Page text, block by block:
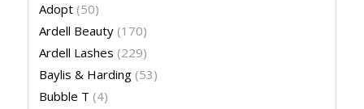
Adopt (50)
Ardell Beauty (170)
Ardell Lashes (229)
Baylis & Harding (53)
Bubble T (4)